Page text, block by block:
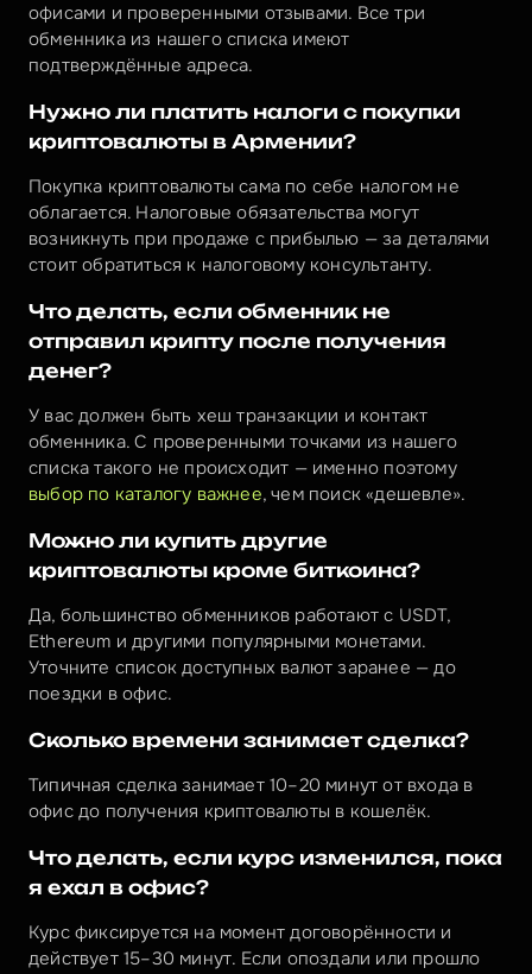
офисами и проверенными отзывами. Все три
обменника из нашего списка имеют
подтверждённые адреса.
Нужно ли платить налоги с покупки
криптовалюты в Армении?
Покупка криптовалюты сама по себе налогом не
облагается. Налоговые обязательства могут
возникнуть при продаже с прибылью — за деталями
стоит обратиться к налоговому консультанту.
Что делать, если обменник не
отправил крипту после получения
денег?
У вас должен быть хеш транзакции и контакт
обменника. С проверенными точками из нашего
списка такого не происходит — именно поэтому
выбор по каталогу важнее, чем поиск «дешевле».
Можно ли купить другие
криптовалюты кроме биткоина?
Да, большинство обменников работают с USDT,
Ethereum и другими популярными монетами.
Уточните список доступных валют заранее — до
поездки в офис.
Сколько времени занимает сделка?
Типичная сделка занимает 10–20 минут от входа в
офис до получения криптовалюты в кошелёк.
Что делать, если курс изменился, пока
я ехал в офис?
Курс фиксируется на момент договорённости и
действует 15–30 минут. Если опоздали или прошло